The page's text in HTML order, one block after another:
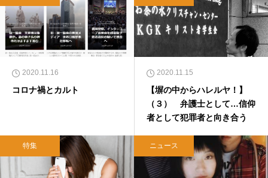
2020.11.16
コロナ禍とカルト
2020.11.15
【塀の中からハレルヤ！】
（３） 弁護士として…信仰
者として犯罪者と向き合う
特集 ニュース